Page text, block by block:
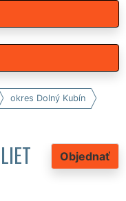
okres Dolný Kubín
Objednať